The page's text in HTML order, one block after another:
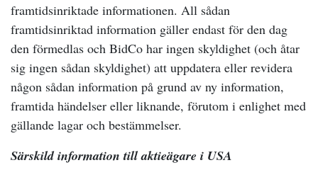
framtidsinriktade informationen. All sådan
framtidsinriktad information gäller endast för den dag
den förmedlas och BidCo har ingen skyldighet (och åtar
sig ingen sådan skyldighet) att uppdatera eller revidera
någon sådan information på grund av ny information,
framtida händelser eller liknande, förutom i enlighet med
gällande lagar och bestämmelser.
Särskild information till aktieägare i USA